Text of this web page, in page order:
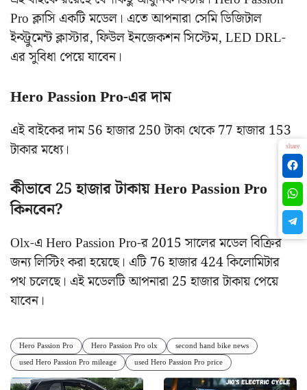
Pro ক্লাসি একটি মডেল। এতে আপনারা সেমি ডিজিটাল
ইন্স্ট্রুমেন্ট ক্লাস্টার, ফিউল ইনজেকশন সিস্টেম, LED DRL-
এর সুবিধা পেয়ে যাবেন।
Hero Passion Pro-এর দাম
এই বাইকের দাম 56 হাজার 250 টাকা থেকে 77 হাজার 153
টাকার মধ্যে।
কীভাবে 25 হাজার টাকায় Hero Passion Pro
কিনবেন?
Olx-এ Hero Passion Pro-র 2015 সালের মডেল বিক্রির
জন্য লিস্টিং করা হয়েছে। এটি 76 হাজার 424 কিলোমিটার
পথ চলেছে। এই মডেলটি আপনারা 25 হাজার টাকায় পেয়ে
যাবেন।
Hero Passion Pro Hero Passion Pro olx
second hand bike news
used Hero Passion Pro mileage
used Hero Passion Pro price
share